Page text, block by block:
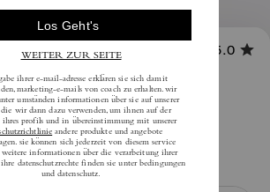
Tabby
mit Steppung
5.0